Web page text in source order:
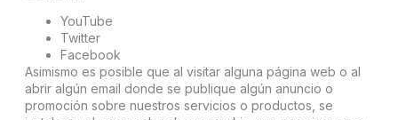
YouTube
Twitter
Facebook
Asimismo es posible que al visitar alguna página web o al
abrir algún email donde se publique algún anuncio o
promoción sobre nuestros servicios o productos, se